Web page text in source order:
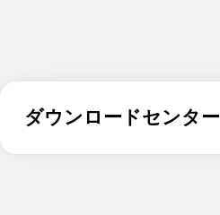
ダウンロードセンター